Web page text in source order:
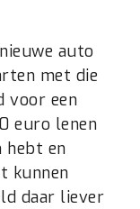
auto
met die
voor een
euro lenen
hebt en
kunnen
daar liever